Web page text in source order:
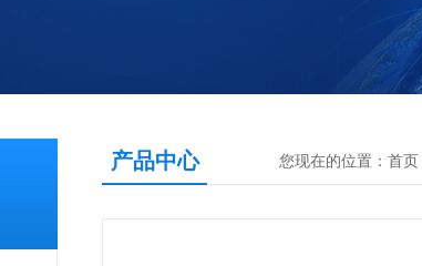
产品中心 您现在的位置： 首页